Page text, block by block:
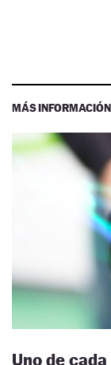
MÁS INFORMACIÓN
Uno de